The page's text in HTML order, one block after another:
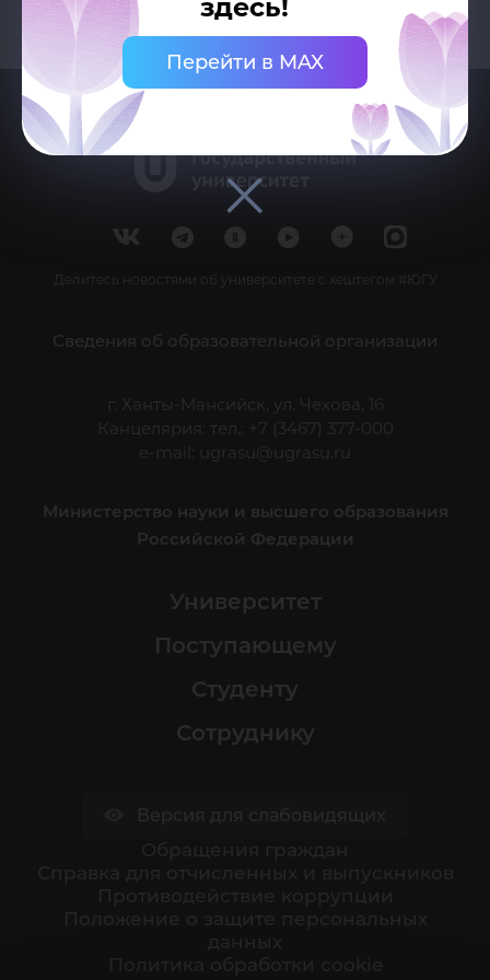
здесь!
Перейти в MAX
Делитесь новостями об университете с хештегом #ЮГУ
Сведения об образовательной организации
г. Ханты-Мансийск, ул. Чехова, 16
Канцелярия: тел.: +7 (3467) 377-000
e-mail:
ugrasu@ugrasu.ru
Министерство науки и высшего образования
Российской Федерации
Университет
Поступающему
Студенту
Сотруднику